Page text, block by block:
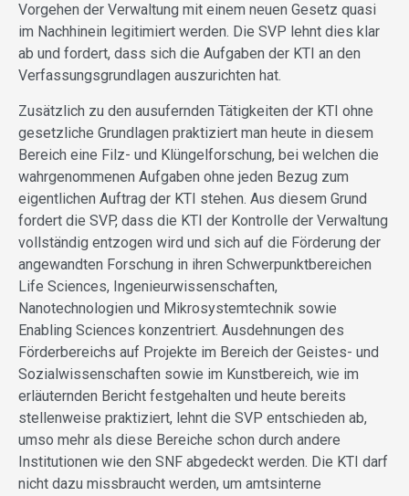
Vorgehen der Verwaltung mit einem neuen Gesetz quasi
im Nachhinein legitimiert werden. Die SVP lehnt dies klar
ab und fordert, dass sich die Aufgaben der KTI an den
Verfassungsgrundlagen auszurichten hat.
Zusätzlich zu den ausufernden Tätigkeiten der KTI ohne
gesetzliche Grundlagen praktiziert man heute in diesem
Bereich eine Filz- und Klüngelforschung, bei welchen die
wahrgenommenen Aufgaben ohne jeden Bezug zum
eigentlichen Auftrag der KTI stehen. Aus diesem Grund
fordert die SVP, dass die KTI der Kontrolle der Verwaltung
vollständig entzogen wird und sich auf die Förderung der
angewandten Forschung in ihren Schwerpunktbereichen
Life Sciences, Ingenieurwissenschaften,
Nanotechnologien und Mikrosystemtechnik sowie
Enabling Sciences konzentriert. Ausdehnungen des
Förderbereichs auf Projekte im Bereich der Geistes- und
Sozialwissenschaften sowie im Kunstbereich, wie im
erläuternden Bericht festgehalten und heute bereits
stellenweise praktiziert, lehnt die SVP entschieden ab,
umso mehr als diese Bereiche schon durch andere
Institutionen wie den SNF abgedeckt werden. Die KTI darf
nicht dazu missbraucht werden, um amtsinterne